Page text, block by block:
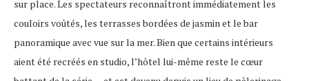
sur place. Les spectateurs reconnaîtront immédiatement les
couloirs voûtés, les terrasses bordées de jasmin et le bar
panoramique avec vue sur la mer. Bien que certains intérieurs
aient été recréés en studio, l’hôtel lui-même reste le cœur